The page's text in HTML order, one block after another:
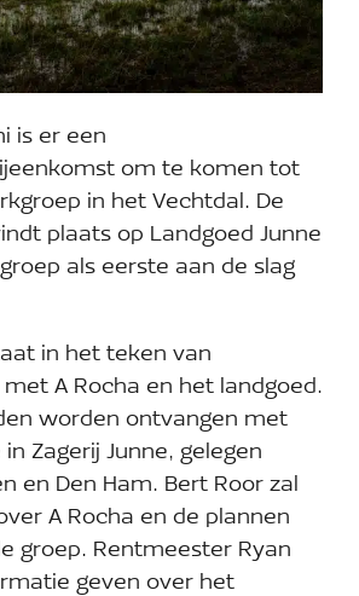
is er een
om te komen tot
in het Vechtdal. De
plaats op Landgoed Junne
als eerste aan de slag
in het teken van
A Rocha en het landgoed.
worden ontvangen met
Zagerij Junne, gelegen
en Den Ham. Bert Roor zal
A Rocha en de plannen
groep. Rentmeester Ryan
geven over het